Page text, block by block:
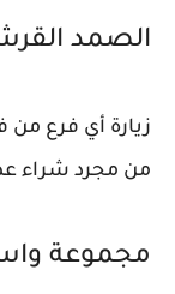
الصمد
زيارة أي فرع
من مجرد شراء
مجموعة